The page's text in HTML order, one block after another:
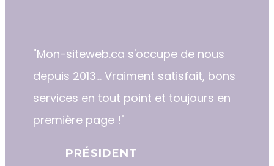
"​​Mon-siteweb.ca s'occupe de nous
depuis 2013... Vraiment satisfait, bons
services en tout point et toujours en
première page !"
PRÉSIDENT